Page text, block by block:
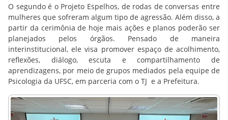
O segundo é o Projeto Espelhos, de rodas de conversas entre
mulheres que sofreram algum tipo de agressão. Além disso, a
partir da cerimônia de hoje mais ações e planos poderão ser
planejados pelos órgãos. Pensado de maneira
interinstitucional, ele visa promover espaço de acolhimento,
reflexões, diálogo, escuta e compartilhamento de
aprendizagens, por meio de grupos mediados pela equipe de
Psicologia da UFSC, em parceria com o TJ e a Prefeitura.